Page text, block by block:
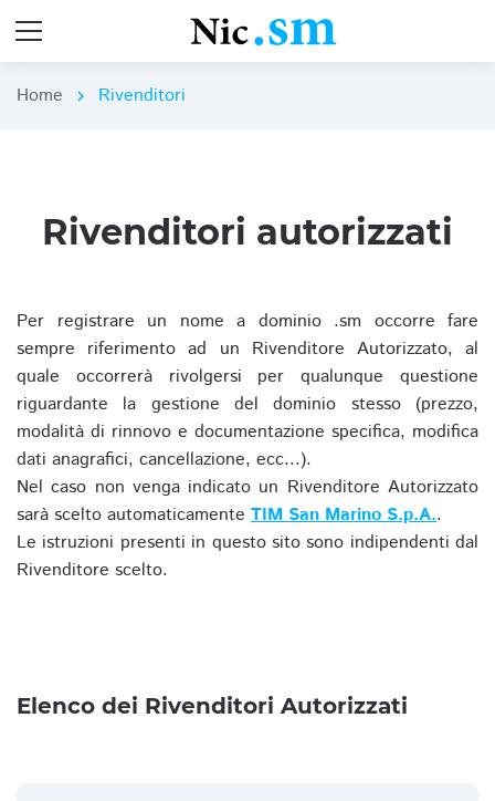
Home chevron_right Rivenditori
Rivenditori autorizzati
Per registrare un nome a dominio .sm occorre fare
sempre riferimento ad un Rivenditore Autorizzato, al
quale occorrerà rivolgersi per qualunque questione
riguardante la gestione del dominio stesso (prezzo,
modalità di rinnovo e documentazione specifica, modifica
dati anagrafici, cancellazione, ecc...).
Nel caso non venga indicato un Rivenditore Autorizzato
sarà scelto automaticamente TIM San Marino S.p.A..
Le istruzioni presenti in questo sito sono indipendenti dal
Rivenditore scelto.
Elenco dei Rivenditori Autorizzati